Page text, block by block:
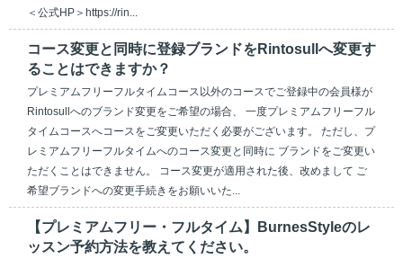
＜公式HP＞https://rin...
コース変更と同時に登録ブランドをRintosullへ変更す
ることはできますか？
プレミアムフリーフルタイムコース以外のコースでご登録中の会員様が
Rintosullへのブランド変更をご希望の場合、 一度プレミアムフリーフル
タイムコースへコースをご変更いただく必要がございます。 ただし、プ
レミアムフリーフルタイムへのコース変更と同時に ブランドをご変更い
ただくことはできません。 コース変更が適用された後、改めまして ご
希望ブランドへの変更手続きをお願いいた...
【プレミアムフリー・フルタイム】BurnesStyleのレ
ッスン予約方法を教えてください。